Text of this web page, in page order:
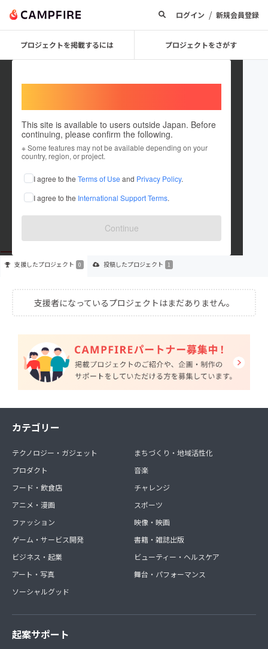
ログイン / 新規会員登録
プロジェクトを掲載するには プロジェクトをさがす
This site is available to users outside Japan. Before
continuing, please confirm the following.
※ Some features may not be available depending on your
country, region, or project.
I agree to the Terms of Use and Privacy Policy.
I agree to the International Support Terms.
Continue
HDC38
これまでに1件のプロジェクトを投稿しています
在住国：未設定
出身国：未設定
支援したプロジェクト 0 投稿したプロジェクト 1
支援者になっているプロジェクトはまだありません。
カテゴリー
テクノロジー・ガジェット
プロダクト
フード・飲食店
アニメ・漫画
ファッション
ゲーム・サービス開発
ビジネス・起業
アート・写真
ソーシャルグッド
まちづくり・地域活性化
音楽
チャレンジ
スポーツ
映像・映画
書籍・雑誌出版
ビューティー・ヘルスケア
舞台・パフォーマンス
起案サポート